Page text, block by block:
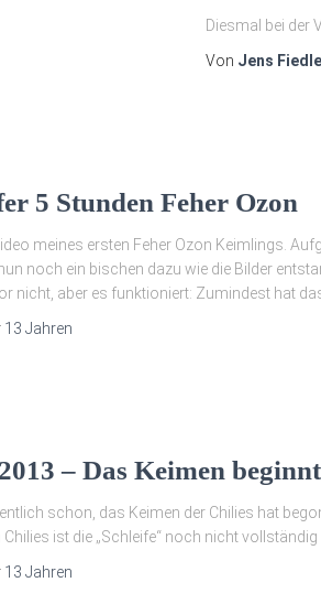
Diesmal bei der
Von Jens
5 Stunden Feher Ozon
meines ersten Feher Ozon Keimlings.
noch ein bischen dazu wie die Bilder
nicht, aber es funktioniert: Zumindest hat
13 Jahren
– Das Keimen beginnt
schon, das Keimen der Chilies hat
Chilies ist die „Schleife“ noch nicht
13 Jahren